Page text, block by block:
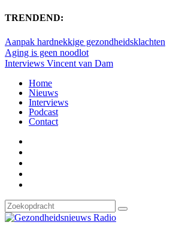
TRENDEND:
Aanpak hardnekkige gezondheidsklachten
Aging is geen noodlot
Interviews Vincent van Dam
Home
Nieuws
Interviews
Podcast
Contact